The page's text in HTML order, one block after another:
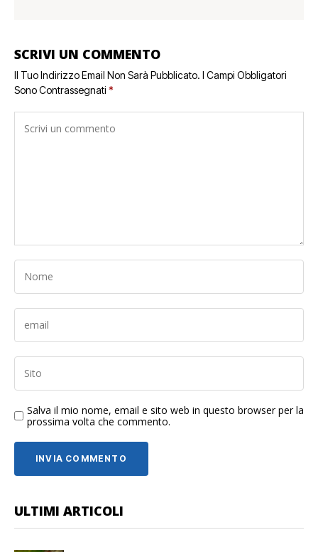
SCRIVI UN COMMENTO
Il Tuo Indirizzo Email Non Sarà Pubblicato. I Campi Obbligatori
Sono Contrassegnati *
Salva il mio nome, email e sito web in questo browser per la
prossima volta che commento.
ULTIMI ARTICOLI